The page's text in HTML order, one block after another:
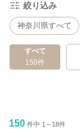
絞り込み
神奈川県すべて
すべて
150件
150 件中 1～18件